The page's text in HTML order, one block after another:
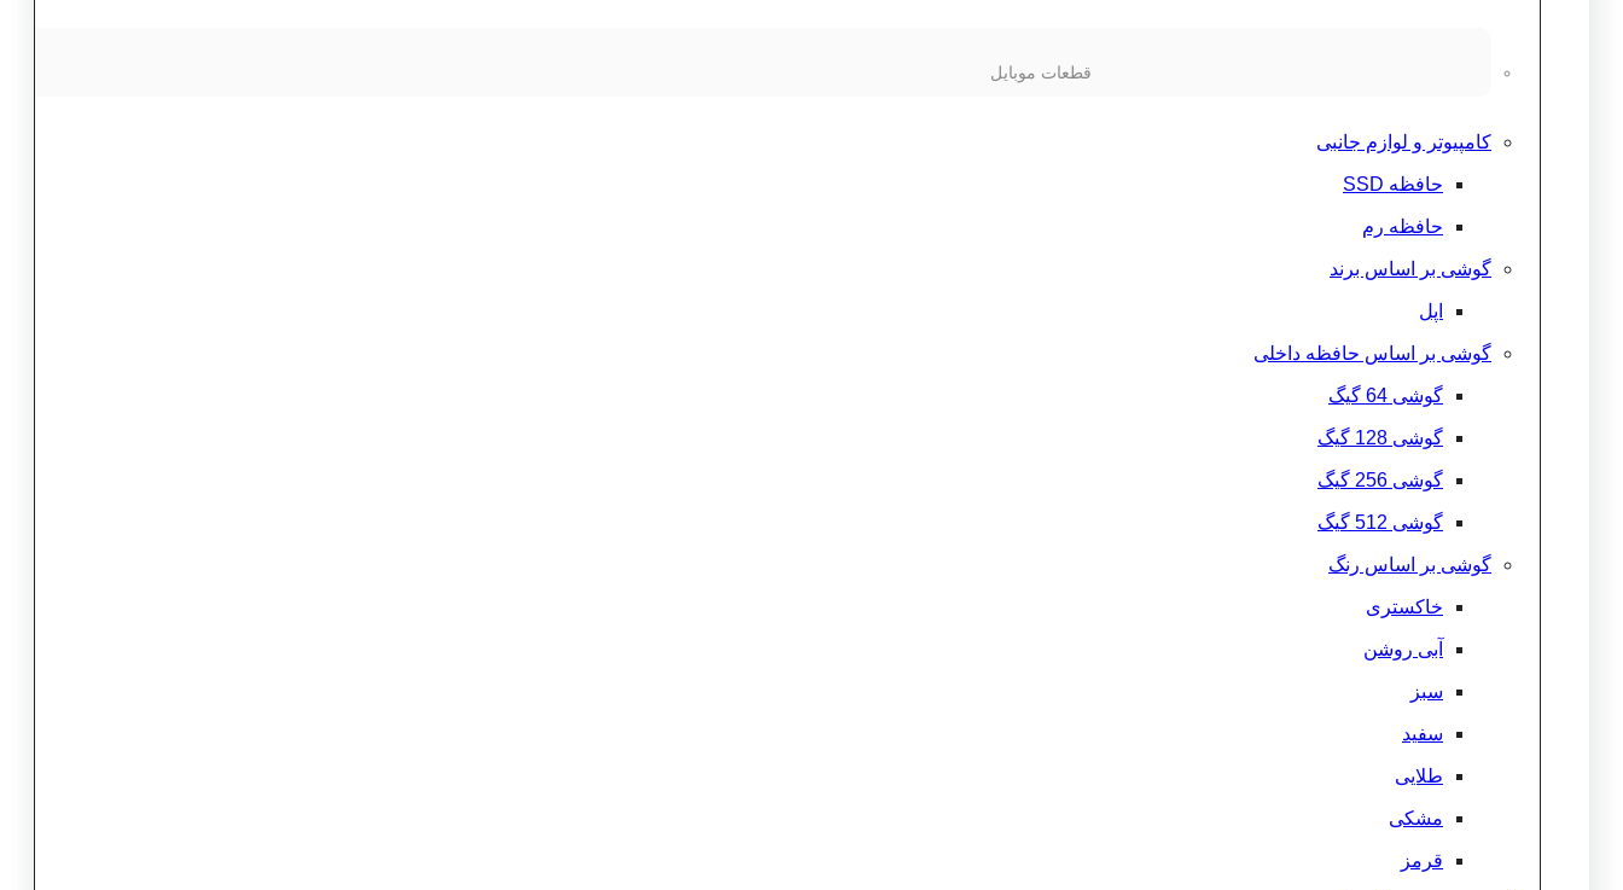
قطعات موبایل
کامپیوتر و لوازم جانبی
حافظه SSD
حافظه رم
گوشی بر اساس برند
اپل
گوشی بر اساس حافظه داخلی
گوشی 64 گیگ
گوشی 128 گیگ
گوشی 256 گیگ
گوشی 512 گیگ
گوشی بر اساس رنگ
خاکستری
آبی روشن
سبز
سفید
طلایی
مشکی
قرمز